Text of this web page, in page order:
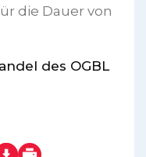
die Dauer von
des OGBL